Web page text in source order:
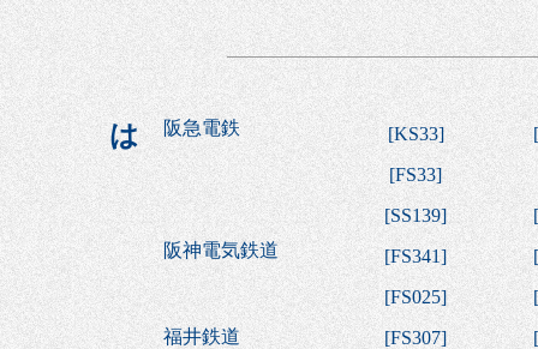
は 阪急電鉄 [KS33]
[
[FS33]
[SS139]
[
阪神電気鉄道
[FS341]
[
[FS025]
[
福井鉄道
[FS307]
[